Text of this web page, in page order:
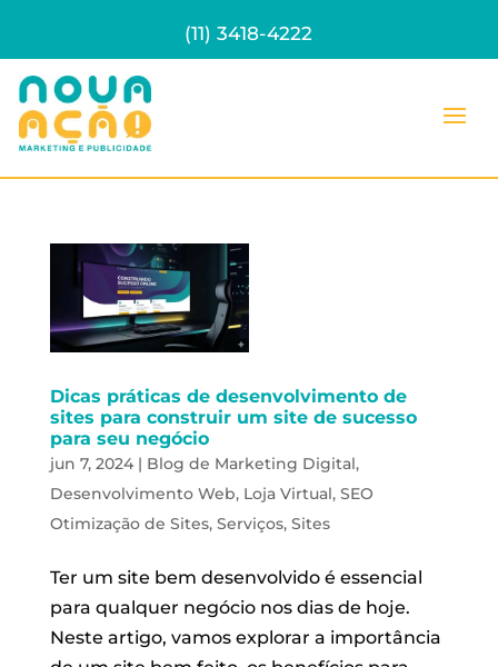
(11) 3418-4222
Dicas práticas de desenvolvimento de
sites para construir um site de sucesso
para seu negócio
jun 7, 2024| Blog de Marketing Digital,
Desenvolvimento Web, Loja Virtual, SEO
Otimização de Sites, Serviços, Sites
Ter um site bem desenvolvido é essencial
para qualquer negócio nos dias de hoje.
Neste artigo, vamos explorar a importância